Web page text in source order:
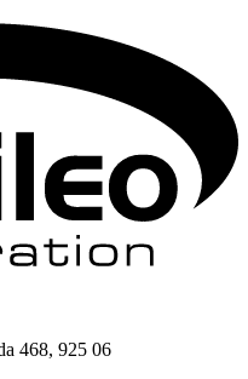
468, 925 06